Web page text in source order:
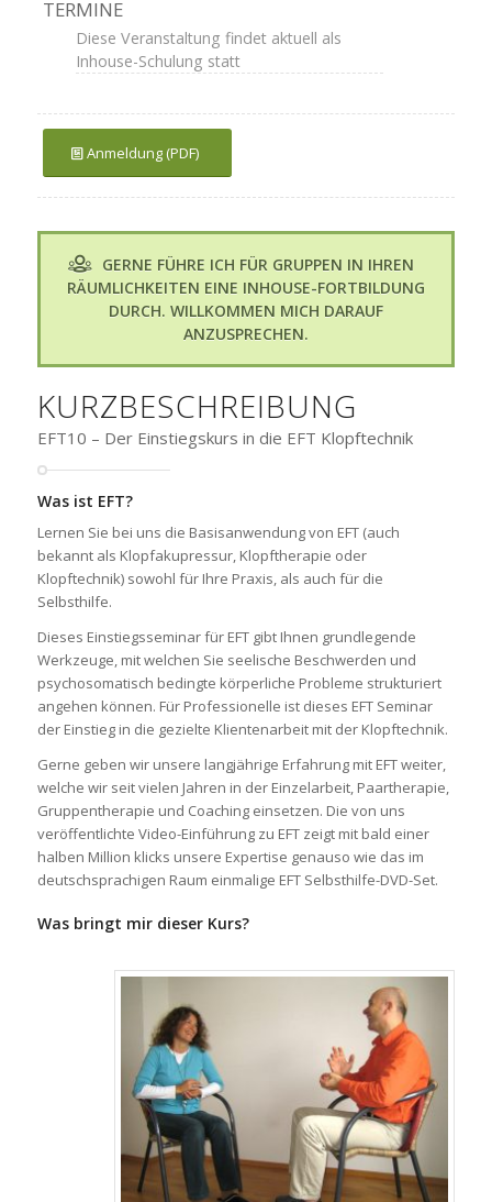
TERMINE
Diese Veranstaltung findet aktuell als
Inhouse-Schulung statt
Anmeldung (PDF)
GERNE FÜHRE ICH FÜR GRUPPEN IN IHREN
RÄUMLICHKEITEN EINE INHOUSE-FORTBILDUNG
DURCH. WILLKOMMEN MICH DARAUF
ANZUSPRECHEN.
KURZBESCHREIBUNG
EFT10 – Der Einstiegskurs in die EFT Klopftechnik
Was ist EFT?
Lernen Sie bei uns die Basisanwendung von EFT (auch
bekannt als Klopfakupressur, Klopftherapie oder
Klopftechnik) sowohl für Ihre Praxis, als auch für die
Selbsthilfe.
Dieses Einstiegsseminar für EFT gibt Ihnen grundlegende
Werkzeuge, mit welchen Sie seelische Beschwerden und
psychosomatisch bedingte körperliche Probleme strukturiert
angehen können. Für Professionelle ist dieses EFT Seminar
der Einstieg in die gezielte Klientenarbeit mit der Klopftechnik.
Gerne geben wir unsere langjährige Erfahrung mit EFT weiter,
welche wir seit vielen Jahren in der Einzelarbeit, Paartherapie,
Gruppentherapie und Coaching einsetzen. Die von uns
veröffentlichte Video-Einführung zu EFT zeigt mit bald einer
halben Million klicks unsere Expertise genauso wie das im
deutschsprachigen Raum einmalige EFT Selbsthilfe-DVD-Set.
Was bringt mir dieser Kurs?